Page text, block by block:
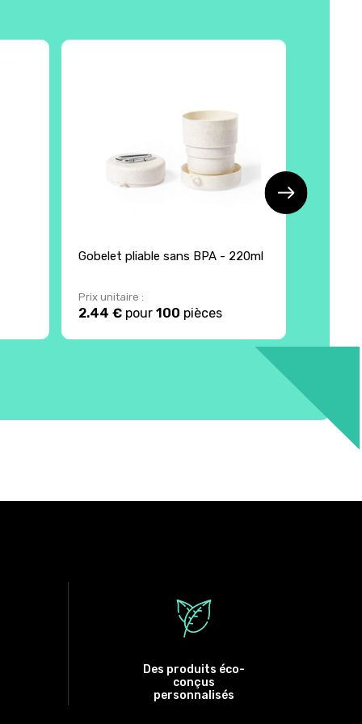
Gobelet pliable sans BPA - 220ml
Prix unitaire :
2.44 € pour100 pièces
Des produits éco-
conçus
personnalisés